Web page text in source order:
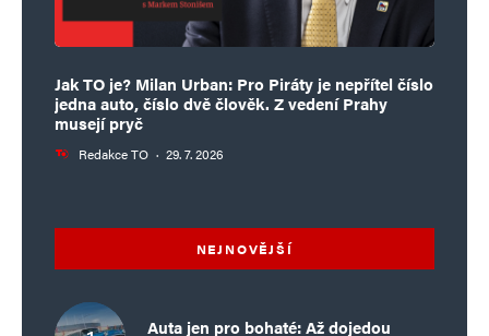
Jak TO je? Milan Urban: Pro Piráty je nepřítel číslo
jedna auto, číslo dvě člověk. Z vedení Prahy
musejí pryč
Redakce TO · 29. 7. 2026
NEJNOVĚJŠÍ
Auta jen pro bohaté: Až dojedou